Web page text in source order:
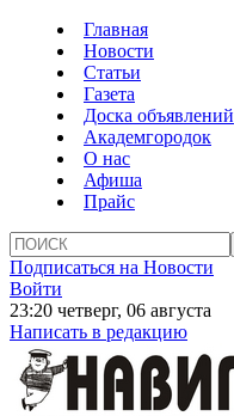
Главная
Новости
Статьи
Газета
Доска объявлений
Академгородок
О нас
Афиша
Прайс
Подписаться на Новости
Войти
23:20 четверг, 06 августа
Написать в редакцию